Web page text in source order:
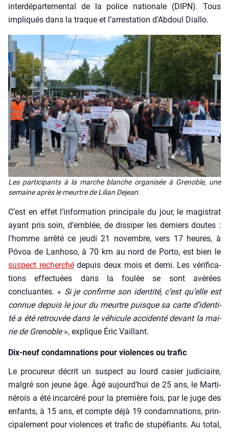
inter­dé­par­te­men­tal de la police natio­nale (DIPN). Tous
impli­qués dans la traque et l’ar­res­ta­tion d’Ab­doul Dial­lo.
Les par­ti­ci­pants à la marche blanche orga­ni­sée à Gre­noble, une
semaine après le meurtre de Lilian Dejean.
C’est en effet l’in­for­ma­tion prin­ci­pale du jour, le magis­trat
ayant pris soin, d’emblée, de dis­si­per les der­niers doutes :
l’homme arrê­té ce jeu­di 21 novembre, vers 17 heures, à
Póvoa de Lan­ho­so, à 70 km au nord de Por­to, est bien le
sus­pect recher­chédepuis deux mois et demi. Les véri­fi­ca­
tions effec­tuées dans la fou­lée se sont avé­rées
concluantes. « Si je confirme son iden­ti­té, c’est qu’elle est
connue depuis le jour du meurtre puisque sa carte d’i­den­ti­
té a été retrou­vée dans le véhi­cule acci­den­té devant la mai­
rie de Gre­noble», explique Éric Vaillant.
Dix-neuf condamnations pour violences ou trafic
Le pro­cu­reur décrit un sus­pect au lourd casier judi­ciaire,
mal­gré son jeune âge. Âgé aujourd’­hui de 25 ans, le Mar­ti­
né­rois a été incar­cé­ré pour la pre­mière fois, par le juge des
enfants, à 15 ans, et compte déjà 19 condam­na­tions, prin­
ci­pa­le­ment pour vio­lences et tra­fic de stu­pé­fiants. Au total,